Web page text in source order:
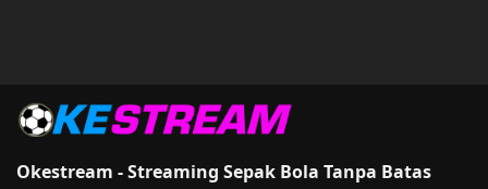
Okestream - Streaming Sepak Bola Tanpa Batas